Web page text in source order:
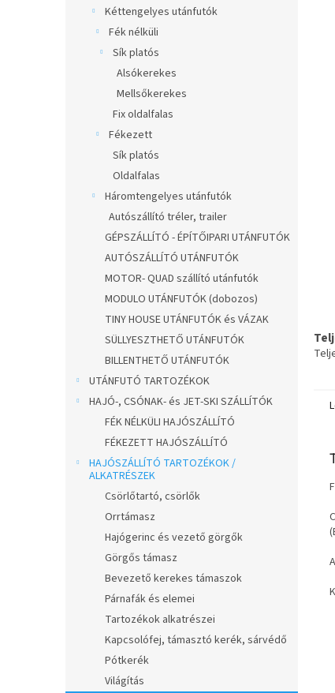
Kéttengelyes utánfutók
Fék nélküli
Sík platós
Alsókerekes
Mellsőkerekes
Fix oldalfalas
Fékezett
Sík platós
Oldalfalas
Háromtengelyes utánfutók
Autószállító tréler, trailer
GÉPSZÁLLÍTÓ - ÉPÍTŐIPARI UTÁNFUTÓK
AUTÓSZÁLLÍTÓ UTÁNFUTÓK
MOTOR- QUAD szállító utánfutók
MODULO UTÁNFUTÓK (dobozos)
TINY HOUSE UTÁNFUTÓK és VÁZAK
SÜLLYESZTHETŐ UTÁNFUTÓK
BILLENTHETŐ UTÁNFUTÓK
UTÁNFUTÓ TARTOZÉKOK
HAJÓ-, CSÓNAK- és JET-SKI SZÁLLÍTÓK
FÉK NÉLKÜLI HAJÓSZÁLLÍTÓ
FÉKEZETT HAJÓSZÁLLÍTÓ
HAJÓSZÁLLÍTÓ TARTOZÉKOK /
ALKATRÉSZEK
Csörlőtartó, csörlők
Orrtámasz
Hajógerinc és vezető görgők
Görgős támasz
Bevezető kerekes támaszok
Párnafák és elemei
Tartozékok alkatrészei
Kapcsolófej, támasztó kerék, sárvédő
Pótkerék
Világítás